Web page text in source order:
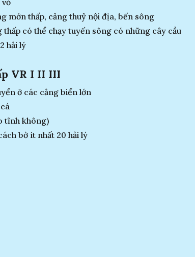
mớn thấp, cảng thuỷ nội địa, bến sông
thấp có thể chạy tuyến sông có những cây cầu
hải lý
VR I II III
ở các cảng biển lớn
tĩnh không)
bờ ít nhất 20 hải lý